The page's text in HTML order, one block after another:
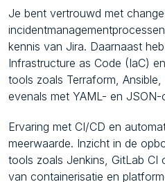
Je bent vertrouwd met
kennis van Jira. Daarnaast
Infrastructure as Code (IaC)
tools zoals Terraform, Ansible,
evenals met YAML- en JSON-
Ervaring met CI/CD en
meerwaarde. Inzicht in de
tools zoals Jenkins, GitLab CI
van containerisatie en